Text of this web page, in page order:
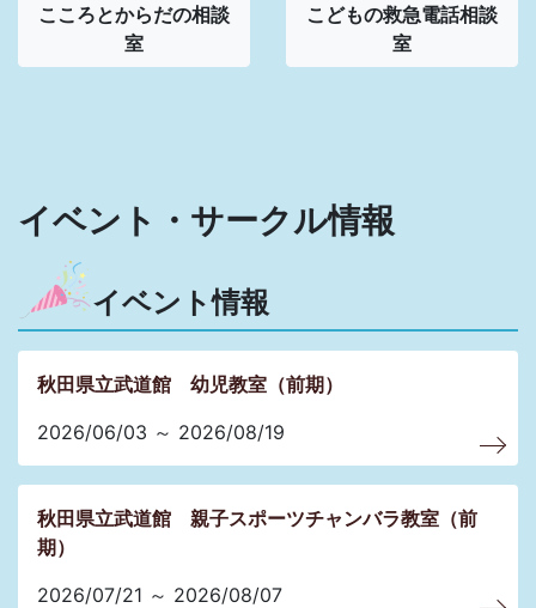
こころとからだの相談
室
こどもの救急電話相談
室
イベント・サークル情報
イベント情報
秋田県立武道館 幼児教室（前期）
2026/06/03 ～ 2026/08/19
秋田県立武道館 親子スポーツチャンバラ教室（前
期）
2026/07/21 ～ 2026/08/07